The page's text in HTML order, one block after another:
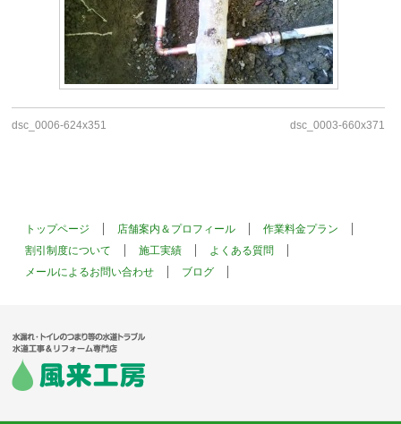
dsc_0006-624x351 dsc_0003-660x371
トップページ 店舗案内＆プロフィール
作業料金プラン
割引制度について
施工実績
よくある質問
メールによるお問い合わせ
ブログ